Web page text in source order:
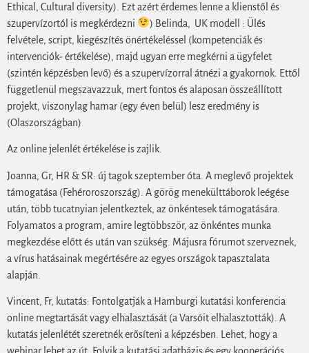
Ethical, Cultural diversity). Ezt azért érdemes lenne a klienstől és
szupervízortól is megkérdezni
) Belinda, UK modell : Ülés
felvétele, script, kiegészítés önértékeléssel (kompetenciák és
intervenciók- értékelése), majd ugyan erre megkérni a ügyfelet
(szintén képzésben levő) és a szupervízorral átnézi a gyakornok. Ettől
függetlenül megszavazzuk, mert fontos és alaposan összeállított
projekt, viszonylag hamar (egy éven belül) lesz eredmény is
(Olaszországban)
Az online jelenlét értékelése is zajlik.
Joanna, Gr, HR & SR: új tagok szeptember óta. A meglevő projektek
támogatása (Fehéroroszország). A görög menekülttáborok leégése
után, több tucatnyian jelentkeztek, az önkéntesek támogatására.
Folyamatos a program, amire legtöbbször, az önkéntes munka
megkezdése előtt és után van szükség. Májusra fórumot szerveznek,
a vírus hatásainak megértésére az egyes országok tapasztalata
alapján.
Vincent, Fr, kutatás: Fontolgatják a Hamburgi kutatási konferencia
online megtartását vagy elhalasztását (a Varsóit elhalasztották). A
kutatás jelenlétét szeretnék erősíteni a képzésben. Lehet, hogy a